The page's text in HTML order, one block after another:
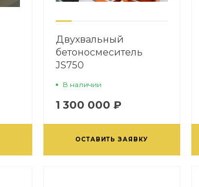
Двухвальный
бетоносмеситель
JS750
В наличии
1 300 000 ₽
ОСТАВИТЬ ЗАЯВКУ